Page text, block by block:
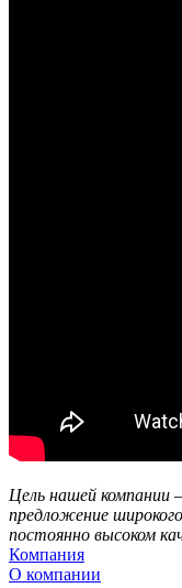
Цель нашей компании
предложение
постоянно высоком
Компания
О компании